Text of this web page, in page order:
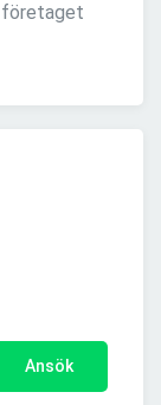
företaget
Ansök